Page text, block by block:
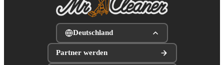
Deutschland
Partner werden